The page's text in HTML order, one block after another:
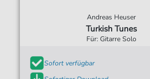
Andreas Heuser
Turkish Tunes
Für: Gitarre Solo
Sofort verfügbar